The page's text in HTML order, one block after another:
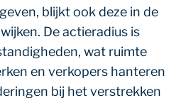
blijkt ook deze in de
De actieradius is
wat ruimte
en verkopers hanteren
bij het verstrekken